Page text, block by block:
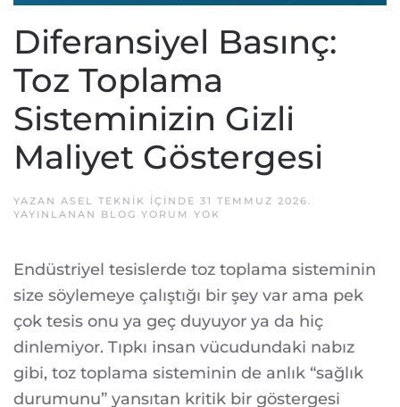
Diferansiyel Basınç:
Toz Toplama
Sisteminizin Gizli
Maliyet Göstergesi
YAZAN ASEL TEKNIK IÇINDE 31 TEMMUZ 2026.
YAYINLANAN BLOG YORUM YOK
SISTEMINIZIN
GIZLI
MALIYET
GÖSTERGESI
Endüstriyel tesislerde toz toplama sisteminin
size söylemeye çalıştığı bir şey var ama pek
çok tesis onu ya geç duyuyor ya da hiç
dinlemiyor. Tıpkı insan vücudundaki nabız
gibi, toz toplama sisteminin de anlık “sağlık
durumunu” yansıtan kritik bir göstergesi